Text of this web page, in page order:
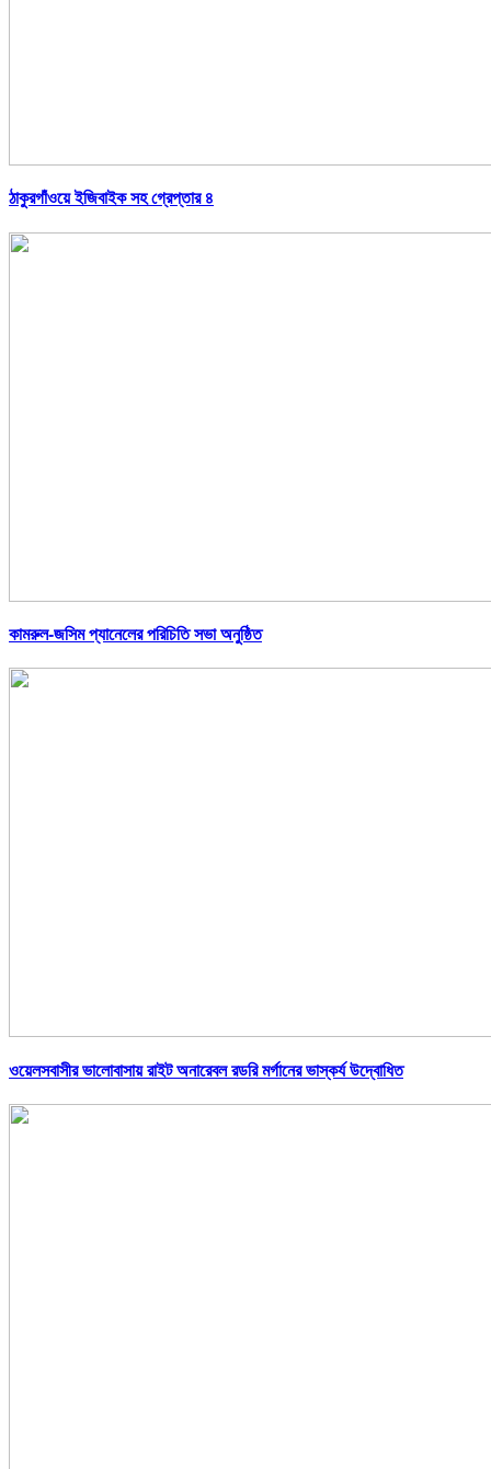
ঠাকুরগাঁওয়ে ইজিবাইক সহ গ্রেপ্তার ৪
কামরুল-জসিম প্যানেলের পরিচিতি সভা অনুষ্ঠিত
ওয়েলসবাসীর ভালোবাসায় রাইট অনারেবল রডরি মর্গানের ভাস্কর্য উদ্বোধিত